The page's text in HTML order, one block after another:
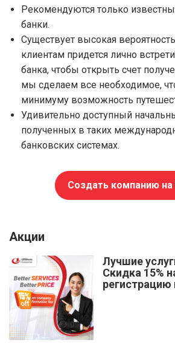
Рекомендуются только
банки.
Существует высокая
клиентам придется лично
банка, чтобы открыть счет
мы сделаем все необходимое,
минимуму возможность
Удивительно доступный
полученных в таких
банковских системах.
Создать компанию на
Акции
Лучшие
Скидка 15%
регистрацию